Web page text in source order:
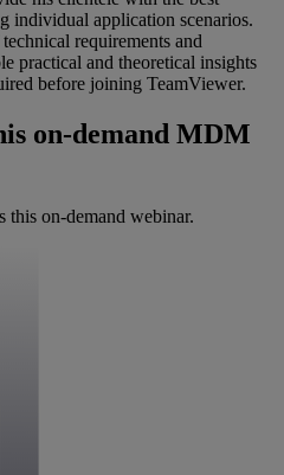
individual application scenarios.
requirements and
practical and theoretical insights
before joining TeamViewer.
on-demand MDM
this on-demand webinar.